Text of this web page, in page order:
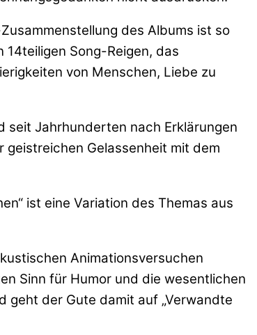
des Albums ist so
Song-Reigen, das
von Menschen, Liebe zu
seit Jahrhunderten nach Erklärungen
Gelassenheit mit dem
ist eine Variation des Themas aus
Animationsversuchen
Sinn für Humor und die wesentlichen
geht der Gute damit auf „Verwandte